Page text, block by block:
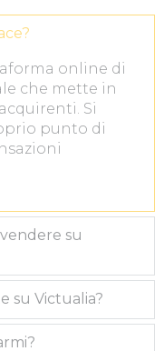
online di
che mette in
Si
punto di
su
su Victualia?